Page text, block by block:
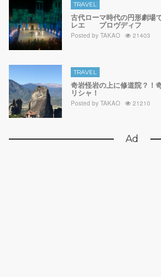
TRAVEL
古代ローマ時代の円形劇場
レエ プロヴディフ
Posted by TAKAO 21403
TRAVEL
奇岩怪岩の上に修道院？！
リシャ！
Posted by TAKAO 21210
Ad